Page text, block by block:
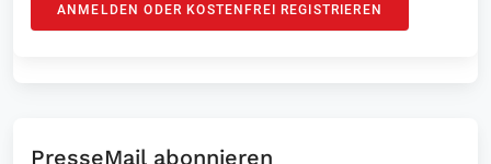
ANMELDEN ODER KOSTENFREI REGISTRIEREN
PresseMail abonnieren